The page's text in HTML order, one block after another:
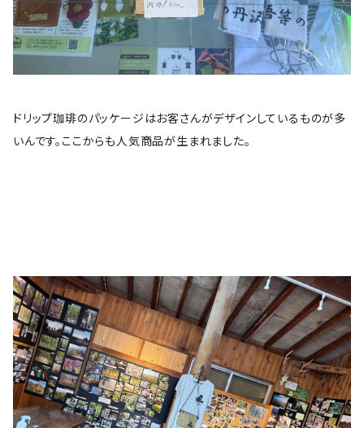
ドリップ珈琲のパッケージはお客さんがデザインしているものが多
いんです。ここからも人気商品が生まれました。